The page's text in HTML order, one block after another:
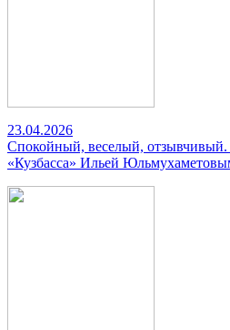
23.04.2026
Спокойный, веселый,
«Кузбасса» Ильей